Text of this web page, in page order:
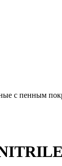
с пенным